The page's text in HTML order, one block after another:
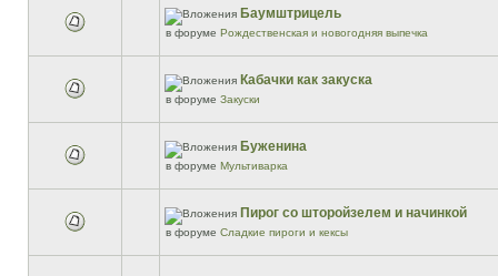
Баумштрицель
в форуме Рождественская и новогодняя выпечка
Кабачки как закуска
в форуме Закуски
Буженина
в форуме Мультиварка
Пирог со шторойзелем и начинкой
в форуме Сладкие пироги и кексы